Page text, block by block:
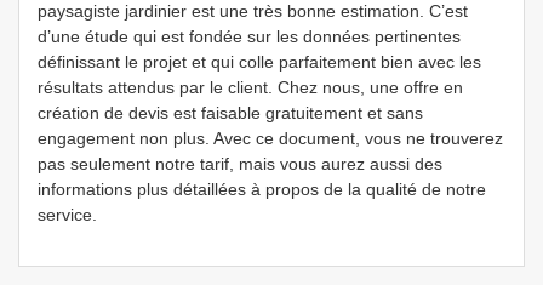
paysagiste jardinier est une très bonne estimation. C’est
d’une étude qui est fondée sur les données pertinentes
définissant le projet et qui colle parfaitement bien avec les
résultats attendus par le client. Chez nous, une offre en
création de devis est faisable gratuitement et sans
engagement non plus. Avec ce document, vous ne trouverez
pas seulement notre tarif, mais vous aurez aussi des
informations plus détaillées à propos de la qualité de notre
service.